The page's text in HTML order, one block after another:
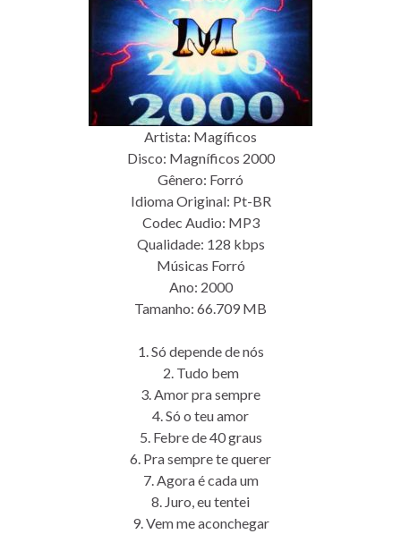
Artista: Magíficos
Disco: Magníficos 2000
Gênero: Forró
Idioma Original: Pt-BR
Codec Audio: MP3
Qualidade: 128 kbps
Músicas Forró
Ano: 2000
Tamanho: 66.709 MB
1. Só depende de nós
2. Tudo bem
3. Amor pra sempre
4. Só o teu amor
5. Febre de 40 graus
6. Pra sempre te querer
7. Agora é cada um
8. Juro, eu tentei
9. Vem me aconchegar